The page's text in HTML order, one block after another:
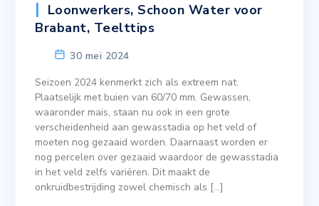
Loonwerkers,Schoon Water voor
Brabant, Teelttips
30 mei 2024
Seizoen 2024 kenmerkt zich als extreem nat.
Plaatselijk met buien van 60/70 mm. Gewassen,
waaronder mais, staan nu ook in een grote
verscheidenheid aan gewasstadia op het veld of
moeten nog gezaaid worden. Daarnaast worden er
nog percelen over gezaaid waardoor de gewasstadia
in het veld zelfs variëren. Dit maakt de
onkruidbestrijding zowel chemisch als […]